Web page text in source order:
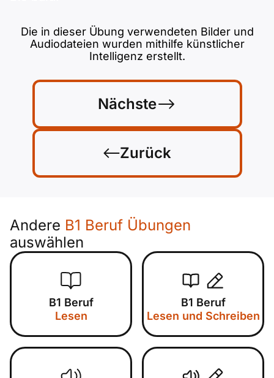
Zurück
Nächste
Die in dieser Übung verwendeten Bilder und
Audiodateien wurden mithilfe künstlicher
Intelligenz erstellt.
Andere B1 Beruf Übungen
auswählen
B1 Beruf
Lesen
B1 Beruf
Lesen und Schreiben